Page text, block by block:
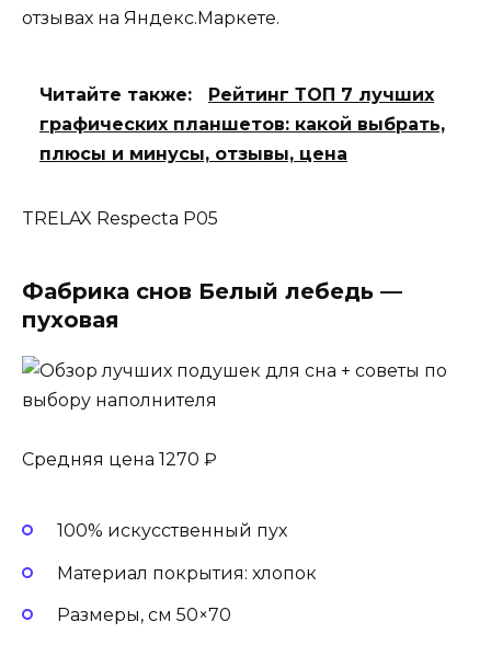
отзывах на Яндекс.Маркете.
Читайте также:
Рейтинг ТОП 7 лучших
графических планшетов: какой выбрать,
плюсы и минусы, отзывы, цена
TRELAX Respecta P05
Фабрика снов Белый лебедь —
пуховая
Средняя цена 1270 ₽
100% искусственный пух
Материал покрытия: хлопок
Размеры, см 50×70